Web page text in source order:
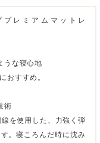
レミアムマットレ
うな寝心地
おすすめ。
術
を使用した、力強く弾
。寝ころんだ時に沈み